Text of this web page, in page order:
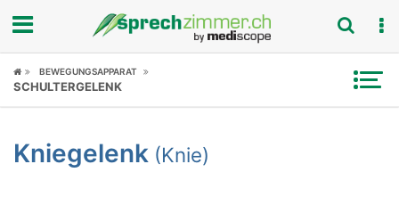
Fokus
Symptome
BEWEGUNGSAPPARAT
SCHULTERGELENK
Kniegelenk (Knie)